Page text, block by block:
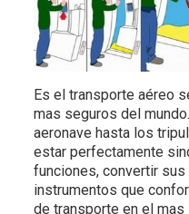
Es el transporte aéreo
mas seguros del
aeronave hasta los
estar perfectamente
funciones, convertir
instrumentos que
de transporte en el